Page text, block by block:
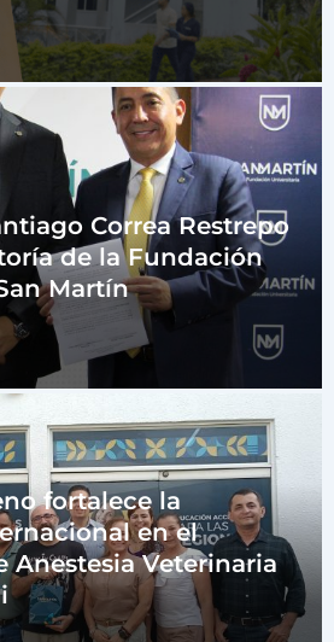
Correa Restrepo
de la Fundación
Martín
fortalece la
en el
Anestesia Veterinaria